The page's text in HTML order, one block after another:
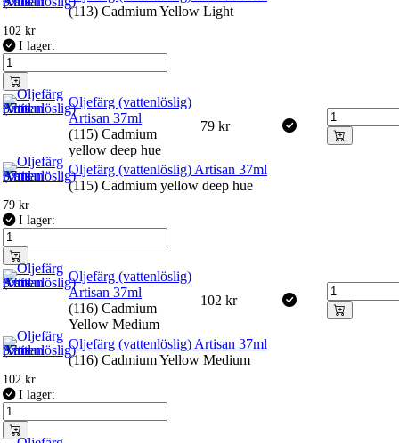
(113) Cadmium Yellow Light
102 kr
I lager:
Oljefärg (vattenlöslig)
Artisan 37ml
(115) Cadmium
yellow deep hue
79 kr
Oljefärg (vattenlöslig) Artisan 37ml
(115) Cadmium yellow deep hue
79 kr
I lager:
Oljefärg (vattenlöslig)
Artisan 37ml
(116) Cadmium
Yellow Medium
102 kr
Oljefärg (vattenlöslig) Artisan 37ml
(116) Cadmium Yellow Medium
102 kr
I lager: